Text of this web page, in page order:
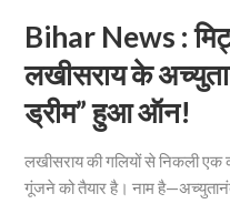
Bihar News :
लखीसराय के
ड्रीम” हुआ ऑन!
लखीसराय की गलियों से निकली
गूंजने को तैयार है। नाम